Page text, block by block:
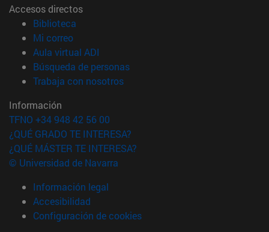
Accesos directos
Biblioteca
Mi correo(abre en nueva ventana)
Aula virtual ADI
Búsqueda de personas(abre en nueva ventana)
Trabaja con nosotros(abre en nueva ventana)
Información
TFNO +34 948 42 56 00
¿QUÉ GRADO TE INTERESA?
¿QUÉ MÁSTER TE INTERESA?
© Universidad de Navarra
Información legal
Accesibilidad
Configuración de cookies